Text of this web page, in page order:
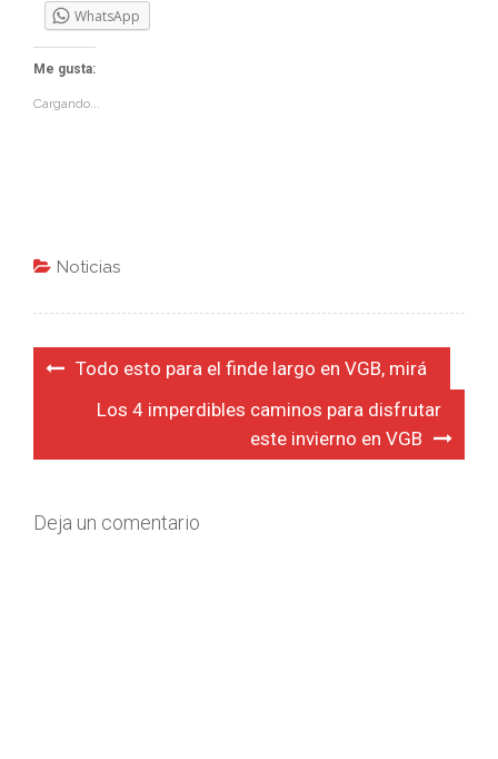
WhatsApp
Me gusta:
Cargando...
Noticias
Navegación
Todo esto para el finde largo en VGB, mirá
Los 4 imperdibles caminos para disfrutar
este invierno en VGB
Deja un comentario